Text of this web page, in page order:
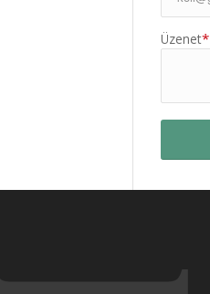
Üzenet*